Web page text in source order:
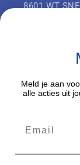
8601 WT
Meld je aan
alle acties uit